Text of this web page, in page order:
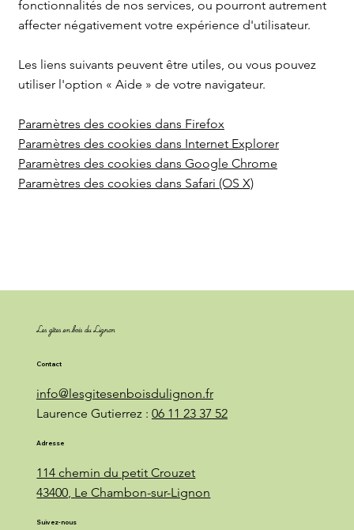
fonctionnalités de nos services, ou pourront autrement
affecter négativement votre expérience d'utilisateur.
Les liens suivants peuvent être utiles, ou vous pouvez
utiliser l'option « Aide » de votre navigateur.
Paramètres des cookies dans Firefox
Paramètres des cookies dans Internet Explorer
Paramètres des cookies dans Google Chrome
Paramètres des cookies dans Safari (OS X)
Les gîtes en bois du Lignon
Contact
info@lesgitesenboisdulignon.fr
Laurence Gutierrez : 06 11 23 37 52
Adresse
114 chemin du petit Crouzet
43400, Le Chambon-sur-Lignon
Suivez-nous